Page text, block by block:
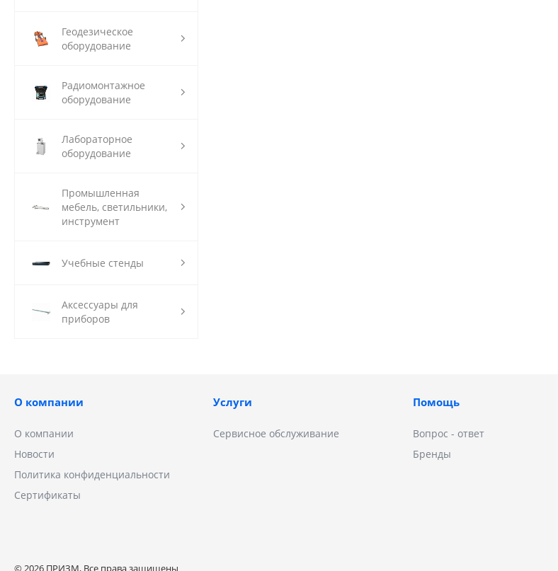
Геодезическое
оборудование
Радиомонтажное
оборудование
Лабораторное
оборудование
Промышленная
мебель, светильники,
инструмент
Учебные стенды
Аксессуары для
приборов
О компании
О компании
Новости
Политика конфиденциальности
Сертификаты
Услуги
Сервисное обслуживание
Помощь
Вопрос - ответ
Бренды
© 2026 ПРИЗМ, Все права защищены